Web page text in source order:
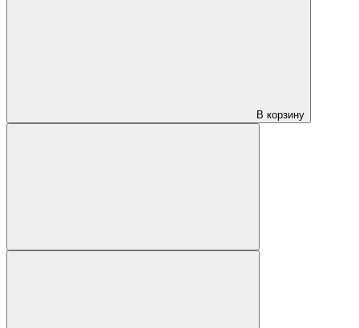
В корзину